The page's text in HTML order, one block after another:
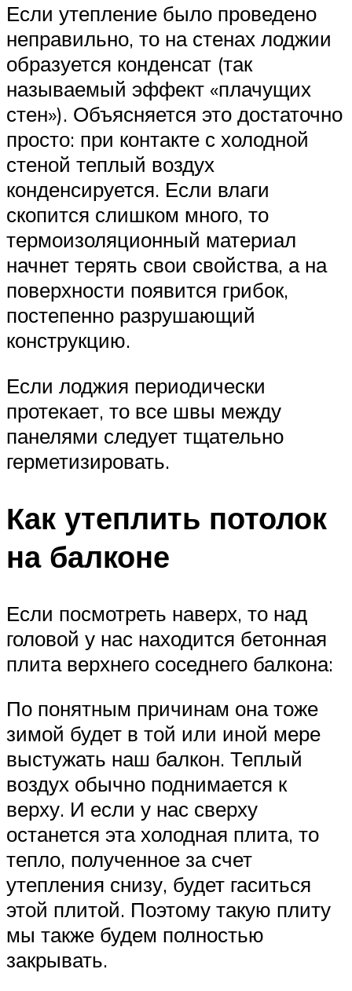
Если утепление было проведено
неправильно, то на стенах лоджии
образуется конденсат (так
называемый эффект «плачущих
стен»). Объясняется это достаточно
просто: при контакте с холодной
стеной теплый воздух
конденсируется. Если влаги
скопится слишком много, то
термоизоляционный материал
начнет терять свои свойства, а на
поверхности появится грибок,
постепенно разрушающий
конструкцию.
Если лоджия периодически
протекает, то все швы между
панелями следует тщательно
герметизировать.
Как утеплить потолок
на балконе
Если посмотреть наверх, то над
головой у нас находится бетонная
плита верхнего соседнего балкона:
По понятным причинам она тоже
зимой будет в той или иной мере
выстужать наш балкон. Теплый
воздух обычно поднимается к
верху. И если у нас сверху
останется эта холодная плита, то
тепло, полученное за счет
утепления снизу, будет гаситься
этой плитой. Поэтому такую плиту
мы также будем полностью
закрывать.